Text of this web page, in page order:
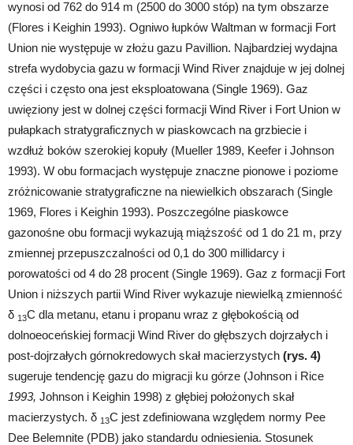
wynosi od 762 do 914 m (2500 do 3000 stóp) na tym obszarze
(Flores i Keighin 1993). Ogniwo łupków Waltman w formacji Fort
Union nie występuje w złożu gazu Pavillion. Najbardziej wydajna
strefa wydobycia gazu w formacji Wind River znajduje w jej dolnej
części i często ona jest eksploatowana (Single 1969). Gaz
uwięziony jest w dolnej części formacji Wind River i Fort Union w
pułapkach stratygraficznych w piaskowcach na grzbiecie i
wzdłuż boków szerokiej kopuły (Mueller 1989, Keefer i Johnson
1993). W obu formacjach występuje znaczne pionowe i poziome
zróżnicowanie stratygraficzne na niewielkich obszarach (Single
1969, Flores i Keighin 1993). Poszczególne piaskowce
gazonośne obu formacji wykazują miąższość od 1 do 21 m, przy
zmiennej przepuszczalności od 0,1 do 300 millidarcy i
porowatości od 4 do 28 procent (Single 1969). Gaz z formacji Fort
Union i niższych partii Wind River wykazuje niewielką zmienność
δ 13C dla metanu, etanu i propanu wraz z głębokością od
dolnoeoceńskiej formacji Wind River do głębszych dojrzałych i
post-dojrzałych górnokredowych skał macierzystych (rys. 4)
sugeruje tendencję gazu do migracji ku górze (Johnson i Rice
1993, Johnson i Keighin 1998) z głębiej położonych skał
macierzystych. δ 13C jest zdefiniowana względem normy Pee
Dee Belemnite (PDB) jako standardu odniesienia. Stosunek